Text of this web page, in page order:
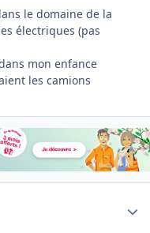
le domaine de la
électriques (pas
mon enfance
les camions